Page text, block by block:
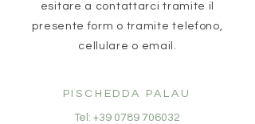
esitare a contattarci tramite il
presente form o tramite telefono,
cellulare o email.
PISCHEDDA PALAU
Tel: +39 0789 706032